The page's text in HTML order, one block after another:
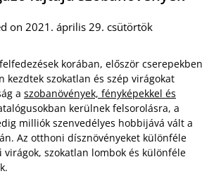
on 2021. április 29. csütörtök
korában, először cserepekben
kezdtek szokatlan és szép virágokat
a szobanövények, fényképekkel és
kerülnek felsorolásra, a
milliók szenvedélyes hobbijává vált a
Az otthoni dísznövényeket különféle
szokatlan lombok és különféle